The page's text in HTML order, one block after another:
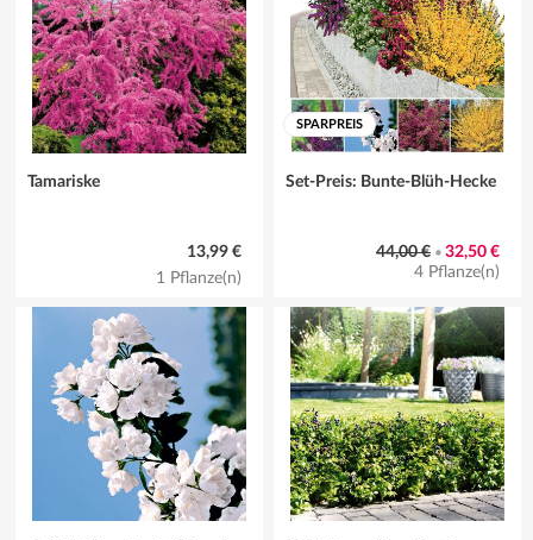
Tamariske
13,99 €
1 Pflanze(n)
SPARPREIS
Set-Preis: Bunte-Blüh-Hecke
44,00 € • 32,50 €
4 Pflanze(n)